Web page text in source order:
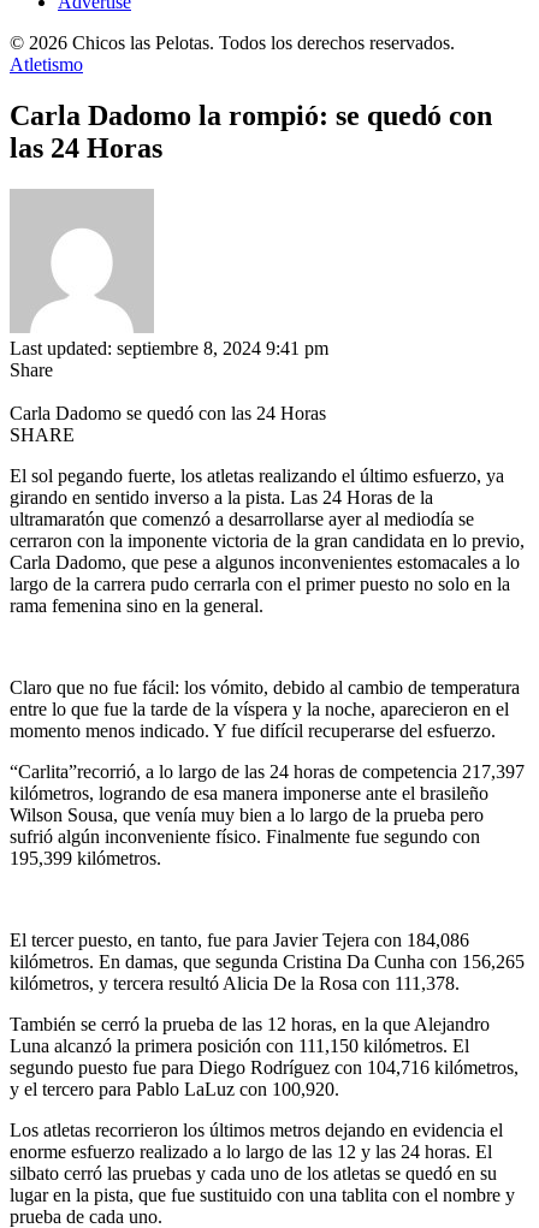
© 2026 Chicos las Pelotas. Todos los derechos reservados.
Atletismo
Carla Dadomo la rompió: se quedó con
las 24 Horas
Last updated: septiembre 8, 2024 9:41 pm
Share
Carla Dadomo se quedó con las 24 Horas
SHARE
El sol pegando fuerte, los atletas realizando el último esfuerzo, ya
girando en sentido inverso a la pista. Las 24 Horas de la
ultramaratón que comenzó a desarrollarse ayer al mediodía se
cerraron con la imponente victoria de la gran candidata en lo previo,
Carla Dadomo, que pese a algunos inconvenientes estomacales a lo
largo de la carrera pudo cerrarla con el primer puesto no solo en la
rama femenina sino en la general.
Claro que no fue fácil: los vómito, debido al cambio de temperatura
entre lo que fue la tarde de la víspera y la noche, aparecieron en el
momento menos indicado. Y fue difícil recuperarse del esfuerzo.
“Carlita”recorrió, a lo largo de las 24 horas de competencia 217,397
kilómetros, logrando de esa manera imponerse ante el brasileño
Wilson Sousa, que venía muy bien a lo largo de la prueba pero
sufrió algún inconveniente físico. Finalmente fue segundo con
195,399 kilómetros.
El tercer puesto, en tanto, fue para Javier Tejera con 184,086
kilómetros. En damas, que segunda Cristina Da Cunha con 156,265
kilómetros, y tercera resultó Alicia De la Rosa con 111,378.
También se cerró la prueba de las 12 horas, en la que Alejandro
Luna alcanzó la primera posición con 111,150 kilómetros. El
segundo puesto fue para Diego Rodríguez con 104,716 kilómetros,
y el tercero para Pablo LaLuz con 100,920.
Los atletas recorrieron los últimos metros dejando en evidencia el
enorme esfuerzo realizado a lo largo de las 12 y las 24 horas. El
silbato cerró las pruebas y cada uno de los atletas se quedó en su
lugar en la pista, que fue sustituido con una tablita con el nombre y
prueba de cada uno.